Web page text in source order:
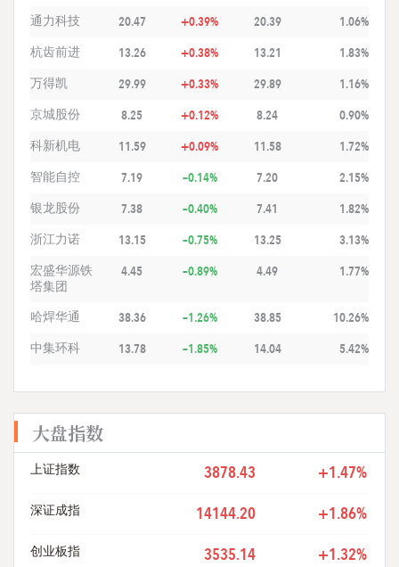
通力科技 20.47 +0.39% 20.39 1.06%
杭齿前进 13.26 +0.38% 13.21 1.83%
万得凯 29.99 +0.33% 29.89 1.16%
京城股份 8.25 +0.12% 8.24 0.90%
科新机电 11.59 +0.09% 11.58 1.72%
智能自控 7.19 -0.14% 7.20 2.15%
银龙股份 7.38 -0.40% 7.41 1.82%
浙江力诺 13.15 -0.75% 13.25 3.13%
宏盛华源铁
塔集团
4.45 -0.89% 4.49 1.77%
哈焊华通 38.36 -1.26% 38.85 10.26%
中集环科 13.78 -1.85% 14.04 5.42%
大盘指数
上证指数 3878.43 +1.47%
深证成指 14144.20 +1.86%
创业板指 3535.14 +1.32%